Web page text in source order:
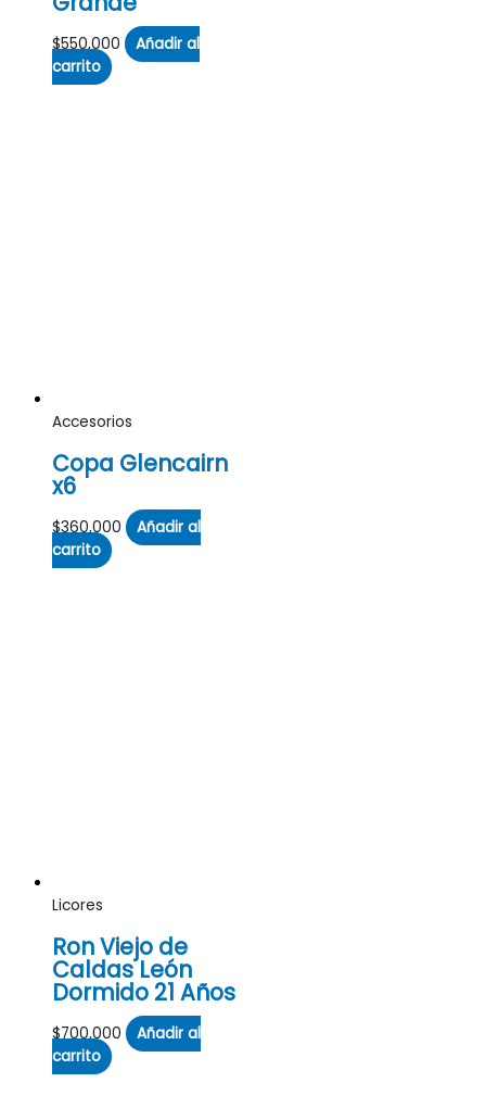
$550,000
Añadir al
carrito
Accesorios
Copa Glencairn
x6
$360,000
Añadir al
carrito
Licores
Ron Viejo de
Caldas León
Dormido 21 Años
$700,000
Añadir al
carrito